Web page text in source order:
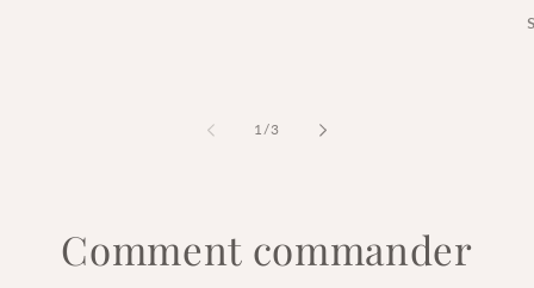
1 /de
3
Comment commander